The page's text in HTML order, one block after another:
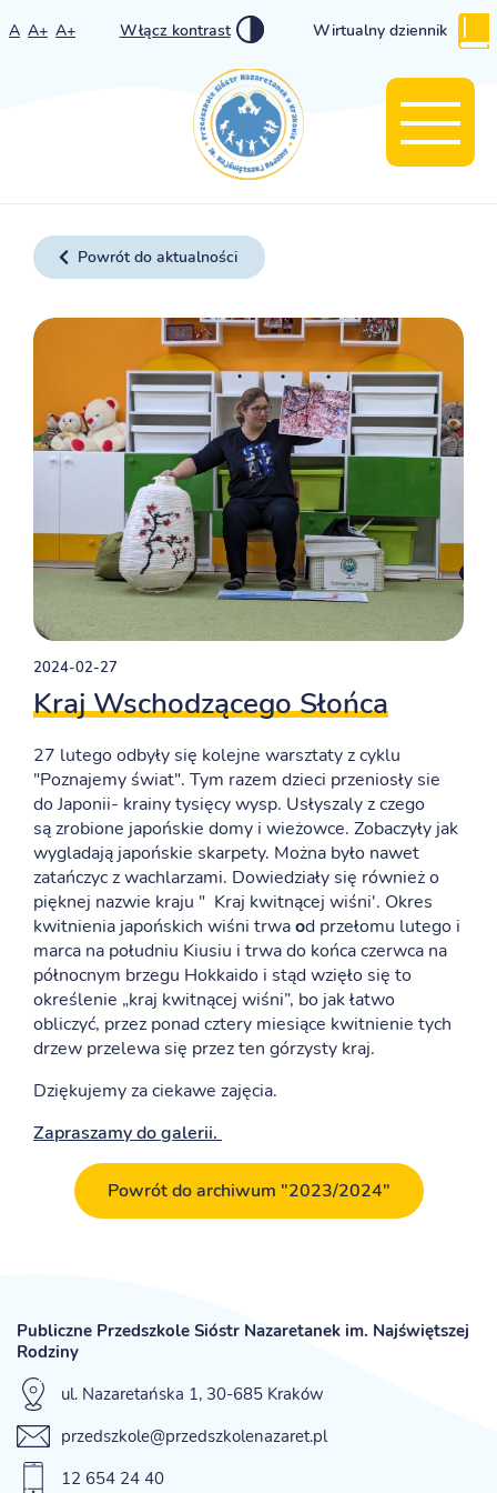
A A+ A+ Włącz kontrast Wirtualny dziennik
Powrót do aktualności
2024-02-27
Kraj Wschodzącego Słońca
27 lutego odbyły się kolejne warsztaty z cyklu
"Poznajemy świat". Tym razem dzieci przeniosły sie
do Japonii- krainy tysięcy wysp. Usłyszaly z czego
są zrobione japońskie domy i wieżowce. Zobaczyły jak
wygladają japońskie skarpety. Można było nawet
zatańczyc z wachlarzami. Dowiedziały się również o
pięknej nazwie kraju " Kraj kwitnącej wiśni'. Okres
kwitnienia japońskich wiśni trwaod przełomu lutego i
marca na południu Kiusiu i trwa do końca czerwca na
północnym brzegu Hokkaido i stąd wzięło się to
określenie „kraj kwitnącej wiśni”, bo jak łatwo
obliczyć, przez ponad cztery miesiące kwitnienie tych
drzew przelewa się przez ten górzysty kraj.
Dziękujemy za ciekawe zajęcia.
Zapraszamy do galerii.
Powrót do archiwum "2023/2024"
Publiczne Przedszkole Sióstr Nazaretanek im. Najświętszej
Rodziny
ul. Nazaretańska 1, 30-685 Kraków
przedszkole@przedszkolenazaret.pl
12 654 24 40